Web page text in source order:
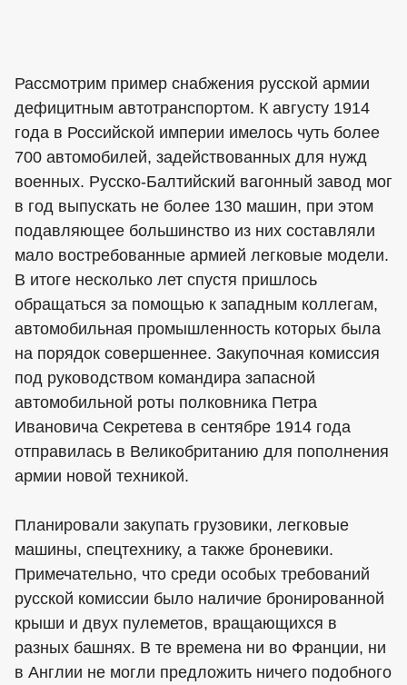
Рассмотрим пример снабжения русской армии
дефицитным автотранспортом. К августу 1914
года в Российской империи имелось чуть более
700 автомобилей, задействованных для нужд
военных. Русско-Балтийский вагонный завод мог
в год выпускать не более 130 машин, при этом
подавляющее большинство из них составляли
мало востребованные армией легковые модели.
В итоге несколько лет спустя пришлось
обращаться за помощью к западным коллегам,
автомобильная промышленность которых была
на порядок совершеннее. Закупочная комиссия
под руководством командира запасной
автомобильной роты полковника Петра
Ивановича Секретева в сентябре 1914 года
отправилась в Великобританию для пополнения
армии новой техникой.
Планировали закупать грузовики, легковые
машины, спецтехнику, а также броневики.
Примечательно, что среди особых требований
русской комиссии было наличие бронированной
крыши и двух пулеметов, вращающихся в
разных башнях. В те времена ни во Франции, ни
в Англии не могли предложить ничего подобного